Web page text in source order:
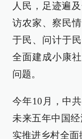
人民，足迹遍
访农家、察民
于民、问计于
全面建成小康
问题。
今年10月，中
未来五年中国
实推进乡村全面